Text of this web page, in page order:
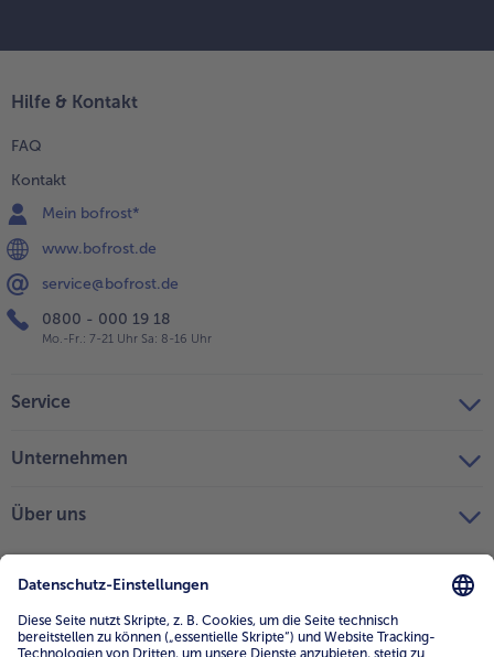
Hilfe & Kontakt
FAQ
Kontakt
Mein bofrost*
www.bofrost.de
service@bofrost.de
0800 - 000 19 18
Mo.-Fr.: 7-21 Uhr Sa: 8-16 Uhr
Service
Unternehmen
Über uns